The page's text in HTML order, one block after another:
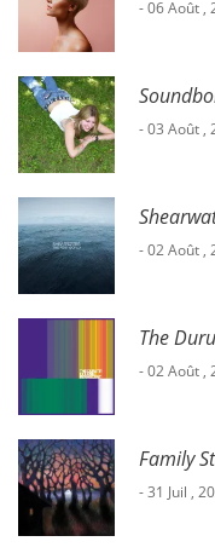
- 06 Août ,
- 03 Août ,
- 02 Août ,
The
- 02 Août ,
Family
- 31 Juil ,